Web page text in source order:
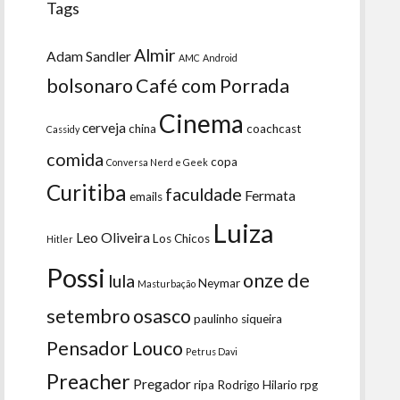
Tags
Adam Sandler Almir AMC Android
bolsonaroCafé com Porrada
Cassidy cervejachina Cinema coachcast
comida Conversa Nerd e Geek copa
Curitiba emails faculdade Fermata
Hitler Leo OliveiraLos Chicos Luiza
Possi lula Masturbação Neymar onze de
setembroosasco paulinho siqueira
Pensador Louco Petrus Davi
Preacher Pregadorripa Rodrigo Hilario rpg